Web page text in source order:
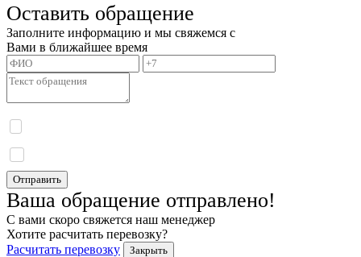
Оставить обращение
Заполните информацию и мы свяжемся с
Вами в ближайшее время
Отправить
Ваша обращение отправлено!
С вами скоро свяжется наш менеджер
Хотите расчитать перевозку?
Расчитать перевозку
Закрыть